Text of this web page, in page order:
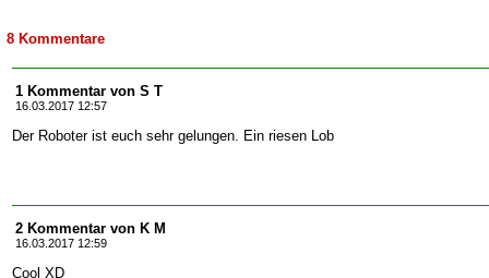
8 Kommentare
1 Kommentar von S T
16.03.2017 12:57
Der Roboter ist euch sehr gelungen. Ein riesen Lob
2 Kommentar von K M
16.03.2017 12:59
Cool XD